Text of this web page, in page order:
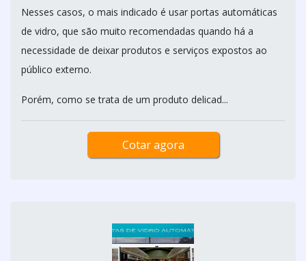
Nesses casos, o mais indicado é usar portas automáticas
de vidro, que são muito recomendadas quando há a
necessidade de deixar produtos e serviços expostos ao
público externo.
Porém, como se trata de um produto delicad...
Cotar agora